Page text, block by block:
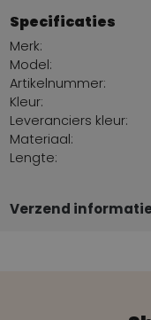
Specificaties
Merk:
Model:
Artikelnummer:
Kleur:
Leveranciers kleur:
Materiaal:
Lengte:
Verzend